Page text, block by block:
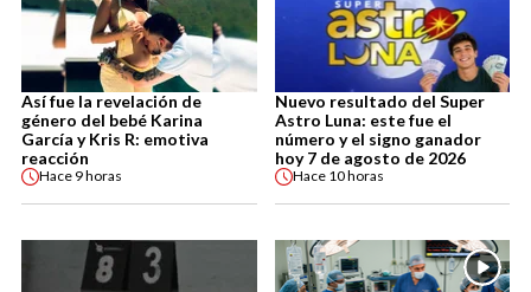
Así fue la revelación de
género del bebé Karina
García y Kris R: emotiva
reacción
Hace 9 horas
Nuevo resultado del Super
Astro Luna: este fue el
número y el signo ganador
hoy 7 de agosto de 2026
Hace 10 horas